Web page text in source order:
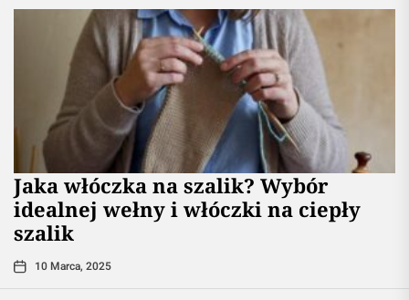
Jaka włóczka na szalik? Wybór
idealnej wełny i włóczki na ciepły
szalik
10 Marca, 2025